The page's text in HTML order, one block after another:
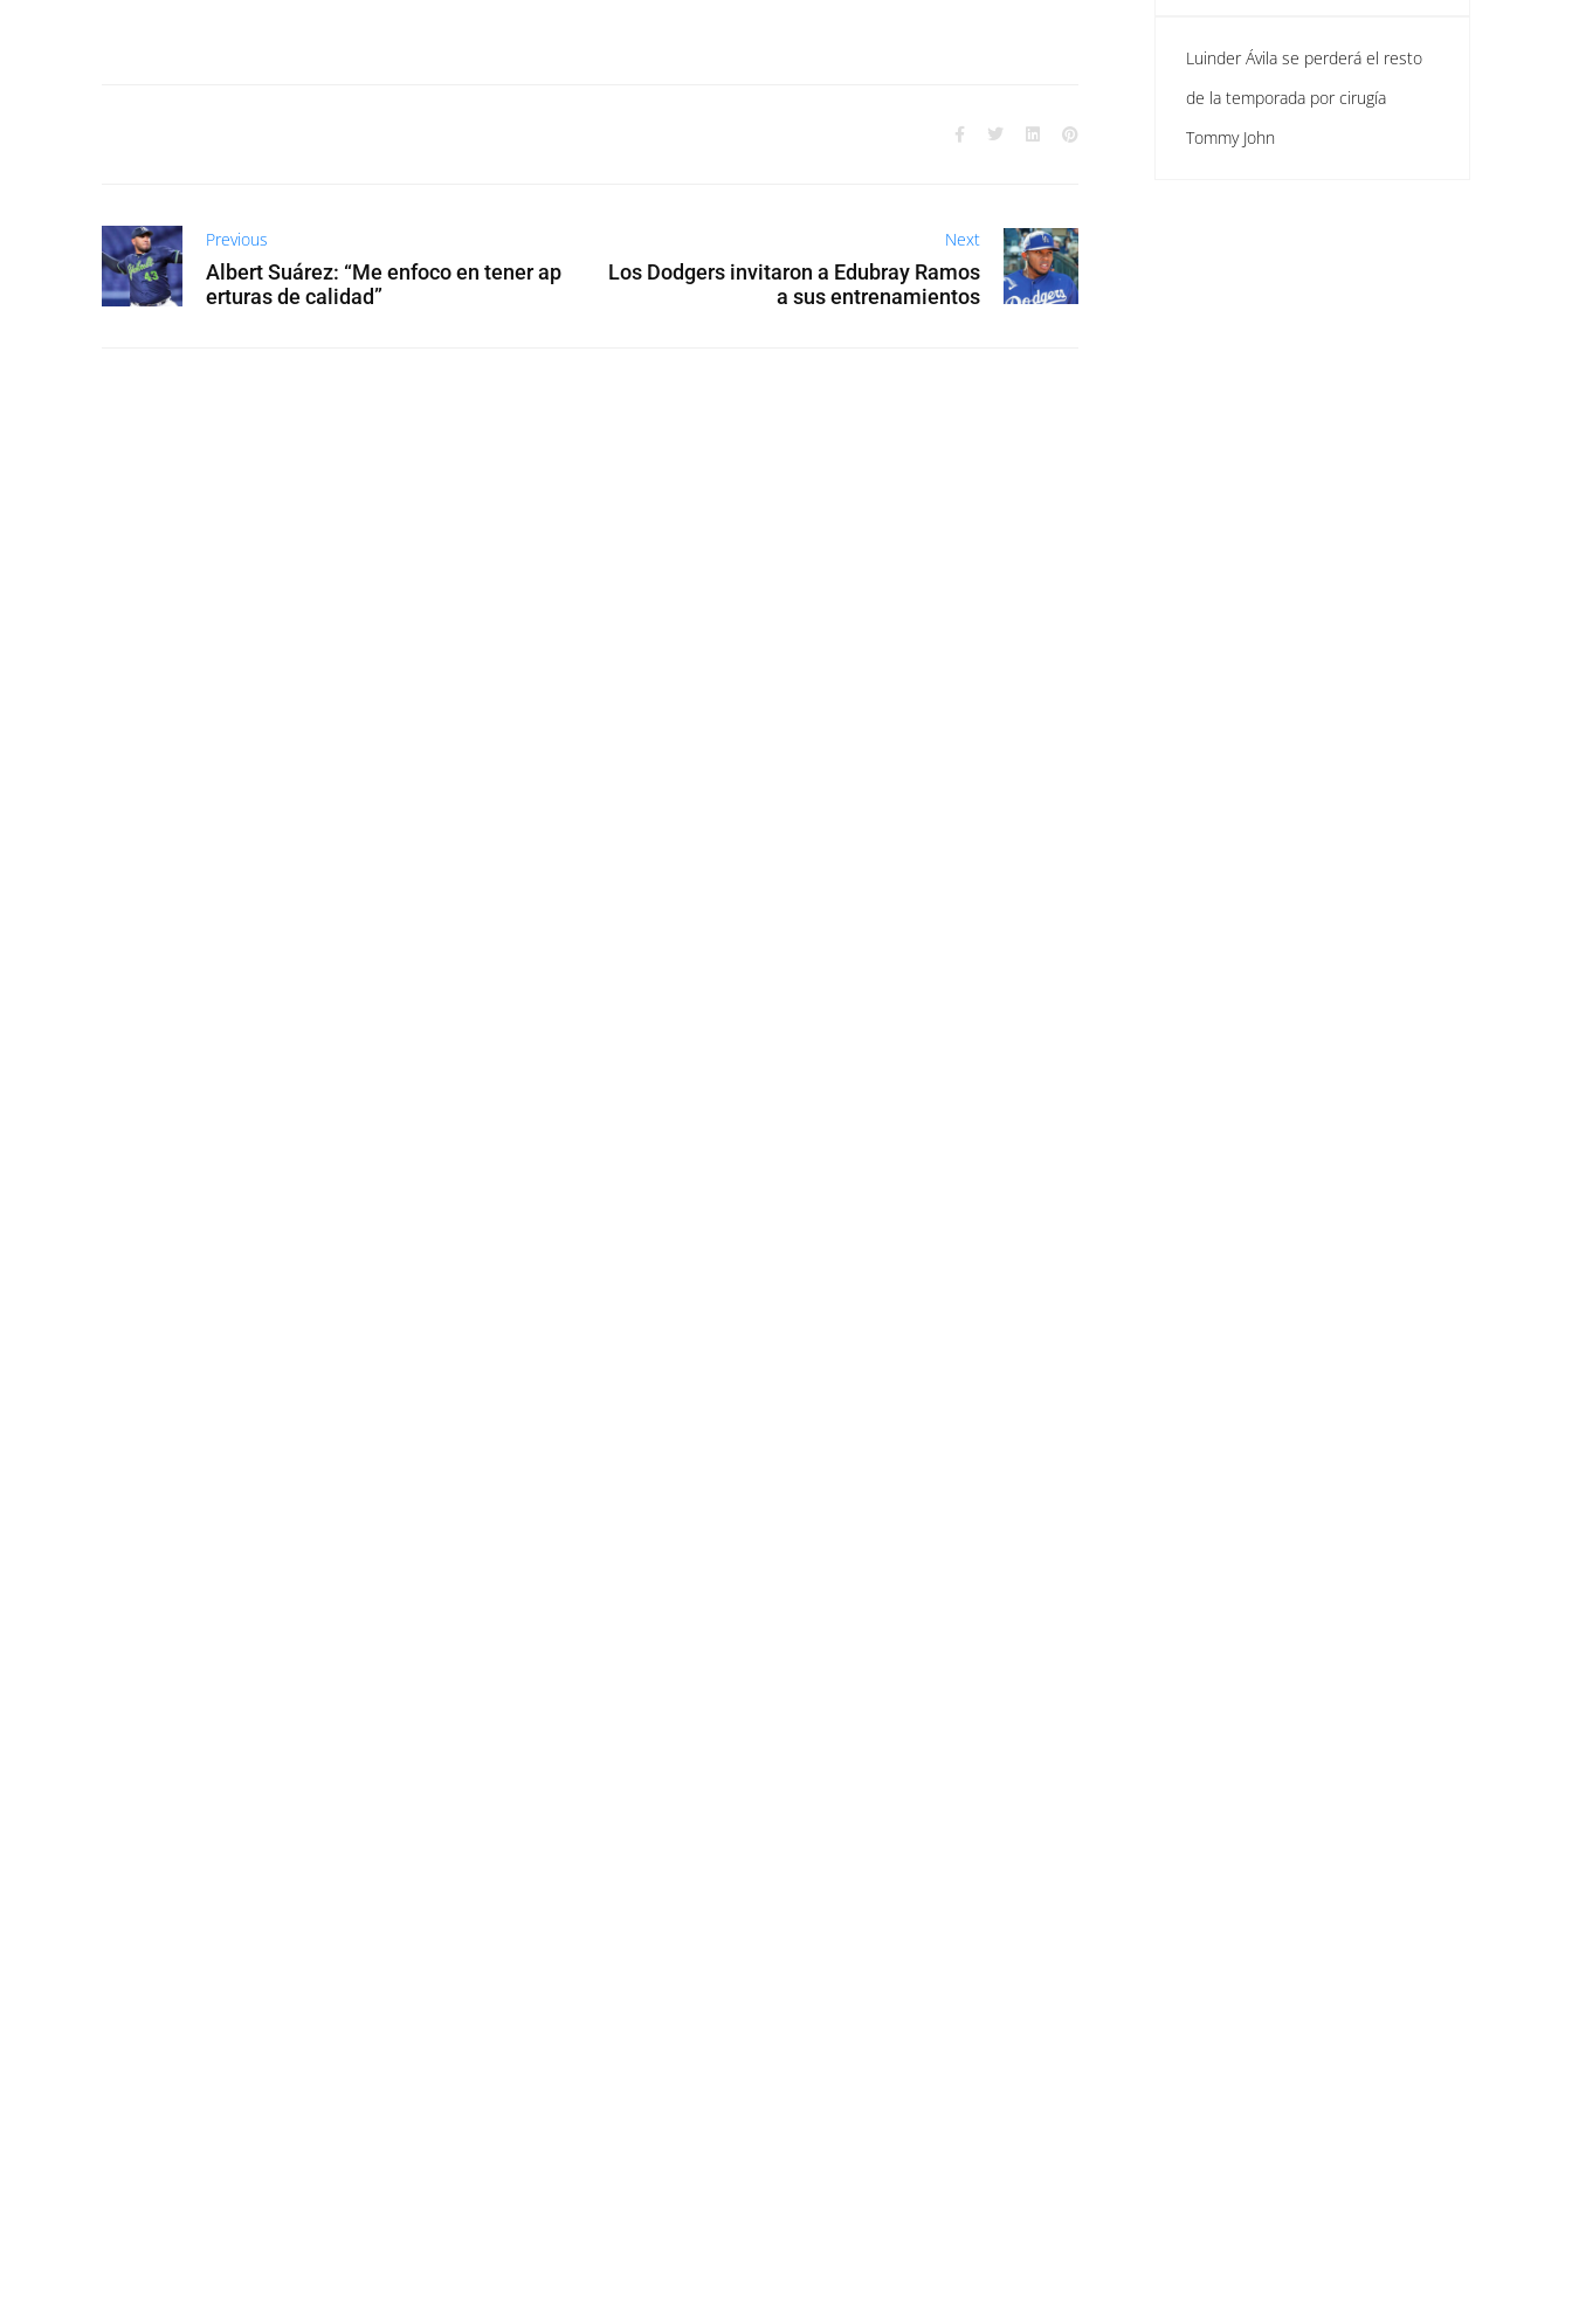
Previous
Albert Suárez: “Me enfoco en tener ap
erturas de calidad”
Next
Los Dodgers invitaron a Edubray Ramos
a sus entrenamientos
Luinder Ávila se perderá el resto
de la temporada por cirugía
Tommy John